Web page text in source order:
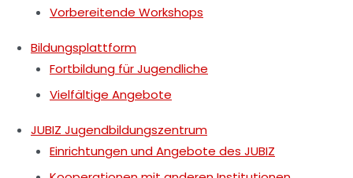
Vorbereitende Workshops
Bildungsplattform
Fortbildung für Jugendliche
Vielfältige Angebote
JUBIZ Jugendbildungszentrum
Einrichtungen und Angebote des JUBIZ